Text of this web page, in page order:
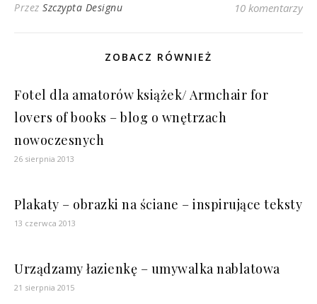
Przez Szczypta Designu 10 komentarzy
ZOBACZ RÓWNIEŻ
Fotel dla amatorów książek/ Armchair for
lovers of books – blog o wnętrzach
nowoczesnych
26 sierpnia 2013
Plakaty – obrazki na ściane – inspirujące teksty
13 czerwca 2013
Urządzamy łazienkę – umywalka nablatowa
21 sierpnia 2015